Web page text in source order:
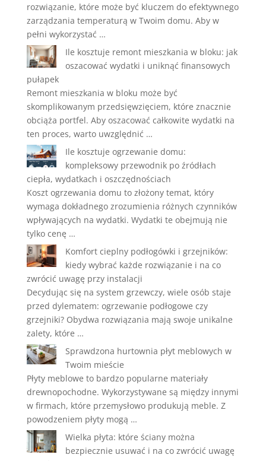
rozwiązanie, które może być kluczem do efektywnego
zarządzania temperaturą w Twoim domu. Aby w
pełni wykorzystać …
Ile kosztuje remont mieszkania w bloku: jak
oszacować wydatki i uniknąć finansowych
pułapek
Remont mieszkania w bloku może być
skomplikowanym przedsięwzięciem, które znacznie
obciąża portfel. Aby oszacować całkowite wydatki na
ten proces, warto uwzględnić …
Ile kosztuje ogrzewanie domu:
kompleksowy przewodnik po źródłach
ciepła, wydatkach i oszczędnościach
Koszt ogrzewania domu to złożony temat, który
wymaga dokładnego zrozumienia różnych czynników
wpływających na wydatki. Wydatki te obejmują nie
tylko cenę …
Komfort cieplny podłogówki i grzejników:
kiedy wybrać każde rozwiązanie i na co
zwrócić uwagę przy instalacji
Decydując się na system grzewczy, wiele osób staje
przed dylematem: ogrzewanie podłogowe czy
grzejniki? Obydwa rozwiązania mają swoje unikalne
zalety, które …
Sprawdzona hurtownia płyt meblowych w
Twoim mieście
Płyty meblowe to bardzo popularne materiały
drewnopochodne. Wykorzystywane są między innymi
w firmach, które przemysłowo produkują meble. Z
powodzeniem płyty mogą …
Wielka płyta: które ściany można
bezpiecznie usuwać i na co zwrócić uwagę